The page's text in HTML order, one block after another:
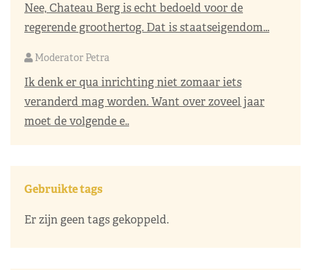
Nee, Chateau Berg is echt bedoeld voor de
regerende groothertog. Dat is staatseigendom...
Moderator Petra
Ik denk er qua inrichting niet zomaar iets
veranderd mag worden. Want over zoveel jaar
moet de volgende e..
Gebruikte tags
Er zijn geen tags gekoppeld.